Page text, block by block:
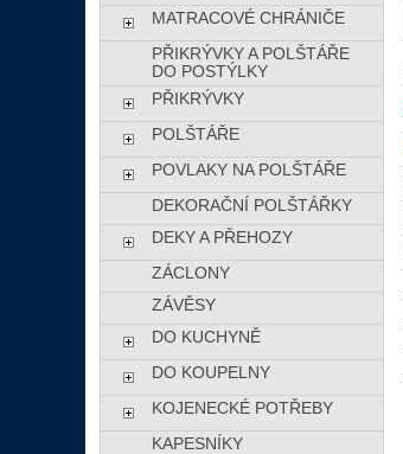
MATRACOVÉ CHRÁNIČE
PŘIKRÝVKY A POLŠTÁŘE
DO POSTÝLKY
PŘIKRÝVKY
POLŠTÁŘE
POVLAKY NA POLŠTÁŘE
DEKORAČNÍ POLŠTÁŘKY
DEKY A PŘEHOZY
ZÁCLONY
ZÁVĚSY
DO KUCHYNĚ
DO KOUPELNY
KOJENECKÉ POTŘEBY
KAPESNÍKY